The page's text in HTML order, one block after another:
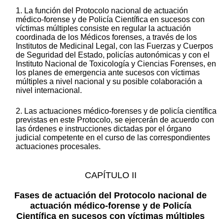
1. La función del Protocolo nacional de actuación
médico-forense y de Policía Científica en sucesos con
víctimas múltiples consiste en regular la actuación
coordinada de los Médicos forenses, a través de los
Institutos de Medicinal Legal, con las Fuerzas y Cuerpos
de Seguridad del Estado, policías autonómicas y con el
Instituto Nacional de Toxicología y Ciencias Forenses, en
los planes de emergencia ante sucesos con víctimas
múltiples a nivel nacional y su posible colaboración a
nivel internacional.
2. Las actuaciones médico-forenses y de policía científica
previstas en este Protocolo, se ejercerán de acuerdo con
las órdenes e instrucciones dictadas por el órgano
judicial competente en el curso de las correspondientes
actuaciones procesales.
CAPÍTULO II
Fases de actuación del Protocolo nacional de
actuación médico-forense y de Policía
Científica en sucesos con víctimas múltiples